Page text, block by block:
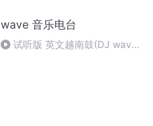
wave 音乐电台
试听版 英文越南鼓(DJ wave